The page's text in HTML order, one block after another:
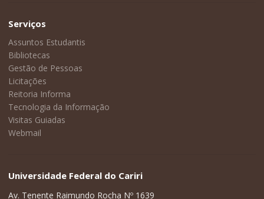
Serviços
Assuntos Estudantis
Bibliotecas
Gestão de Pessoas
Licitações
Reitoria Informa
Tecnologia da Informação
Visitas Guiadas
Webmail
Universidade Federal do Cariri
Av. Tenente Raimundo Rocha Nº 1639